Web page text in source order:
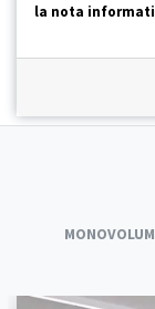
la nota